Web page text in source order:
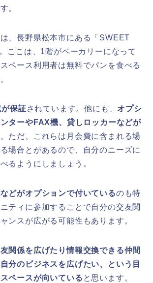
。
、長野県松本市にある「SWEET
ここは、1階がベーカリーになって
ペース利用者は無料でパンを食べる
保証されています。他にも、 オプシ
ターやFAX機、貸しロッカーなどが
ただ、これらは月会費に含まれる場
場合とがあるので、自分のニーズに
るようにしましょう。
どがオプションで付いているのも特
ティに参加することで自分の交友関
ンスが広がる可能性もあります。
関係を広げたり情報交換できる仲間
分のビジネスを広げたい、という目
ペースが向いている と思います。